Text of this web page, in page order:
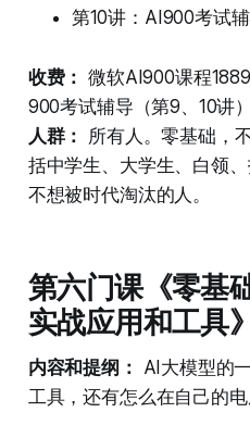
第10讲：AI900考试
收费： 微软AI900课程
900考试辅导（第9、10讲
人群：
所有人。零基础，
括中学生、大学生、白领
不想被时代淘汰的人。
第六门课《零基
实战应用和工具》
内容和提纲： AI大模型的
工具，还有怎么在自己的